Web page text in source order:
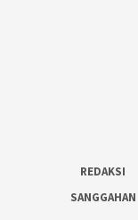
REDAKSI
SANGGAHAN